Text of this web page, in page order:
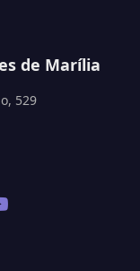
de Marília
529